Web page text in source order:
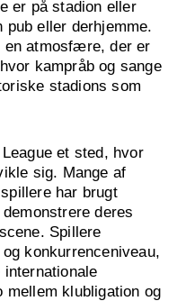
er på stadion eller
pub eller derhjemme.
en atmosfære, der er
kampråb og sange
stadions som
et sted, hvor
sig. Mange af
har brugt
deres
Spillere
konkurrenceniveau,
mellem klubligation og